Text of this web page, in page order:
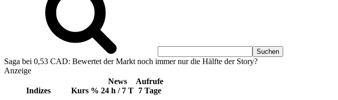
Saga bei 0,53 CAD: Bewertet der Markt noch immer nur die Hälfte der Story?
Anzeige
Indizes Kurs %
News
24 h / 7 T
Aufrufe
7 Tage